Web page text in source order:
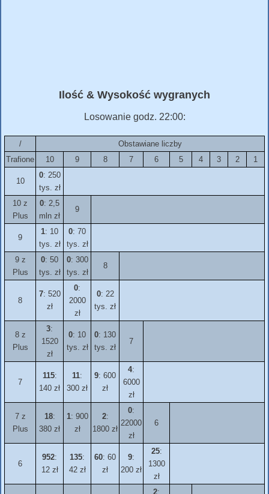
Ilość & Wysokość wygranych
Losowanie godz. 22:00:
/
Obstawiane liczby
Trafione
10 9 8 7 6 5 4 3 2 1
10
0: 250
tys. zł
10 z
Plus
0: 2,5
mln zł
9
9
1: 10
tys. zł
0: 70
tys. zł
9 z
Plus
0: 50
tys. zł
0: 300
tys. zł
8
8
7: 520
zł
0:
2000
zł
0: 22
tys. zł
8 z
Plus
3:
1520
zł
0: 10
tys. zł
0: 130
tys. zł
7
7
115:
140 zł
11:
300 zł
9: 600
zł
4:
6000
zł
7 z
Plus
18:
380 zł
1: 900
zł
2:
1800 zł
0:
22000
zł
6
6
952:
12 zł
135:
42 zł
60: 60
zł
9:
200 zł
25:
1300
zł
2: